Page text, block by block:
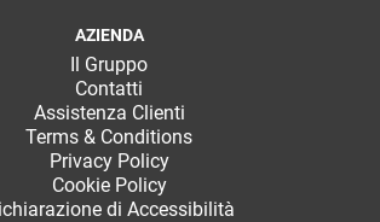
AZIENDA
Il Gruppo
Contatti
Assistenza Clienti
Terms & Conditions
Privacy Policy
Cookie Policy
di Accessibilità